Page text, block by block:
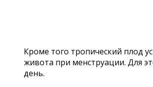
Кроме того тропический плод
живота при менструации. Для
день.